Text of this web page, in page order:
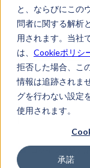
と、ならびにこの
問者に関する解析
用されます。当社
は、 Cookieポリシ
拒否した場合、こ
情報は追跡されま
グを行わない設定
使用されます。
承諾
Eメール*
パスワード*